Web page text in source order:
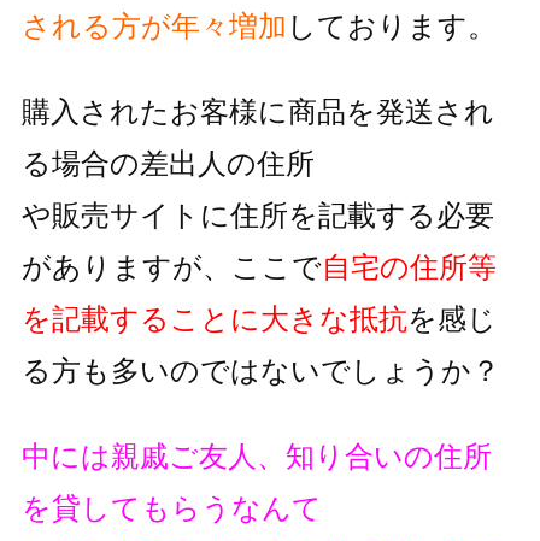
される方が年々増加 しております。
購入されたお客様に商品を発送され
る場合の差出人の住所
や販売サイトに住所を記載する必要
がありますが、 ここで自宅の住所等
を記載することに大きな抵抗を感じ
る方も多いのではないでしょうか？
中には親戚ご友人、知り合いの住所
を貸してもらうなんて